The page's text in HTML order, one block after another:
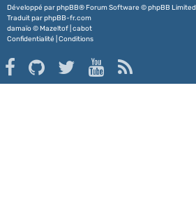
Développé parphpBB® Forum Software © phpBB Limited
Traduit parphpBB-fr.com
damaïo © Mazeltof cabot
Confidentialité Conditions